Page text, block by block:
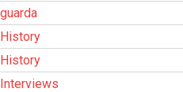
guarda
History
History
Interviews